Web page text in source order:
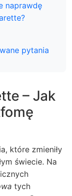
naprawdę
pytania
– Jak
które zmieniły
świecie. Na
tych